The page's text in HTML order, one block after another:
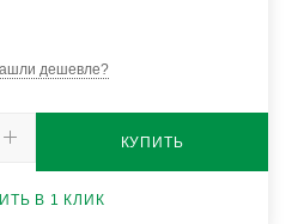
дешевле?
КУПИТЬ
В 1 КЛИК